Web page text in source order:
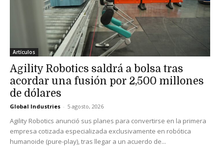
Artículos
Agility Robotics saldrá a bolsa tras
acordar una fusión por 2,500 millones
de dólares
Global Industries - 5 agosto, 2026
Agility Robotics anunció sus planes para convertirse en la primera
empresa cotizada especializada exclusivamente en robótica
humanoide (pure-play), tras llegar a un acuerdo de...